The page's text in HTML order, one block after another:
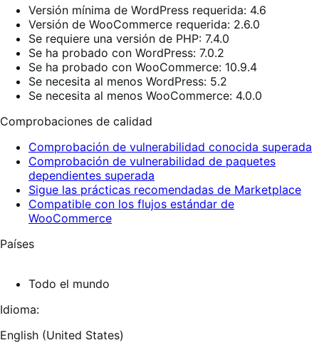
Versión mínima de WordPress requerida: 4.6
Versión de WooCommerce requerida: 2.6.0
Se requiere una versión de PHP: 7.4.0
Se ha probado con WordPress: 7.0.2
Se ha probado con WooCommerce: 10.9.4
Se necesita al menos WordPress: 5.2
Se necesita al menos WooCommerce: 4.0.0
Comprobaciones de calidad
Comprobación de vulnerabilidad conocida superada
Comprobación de vulnerabilidad de paquetes
dependientes superada
Sigue las prácticas recomendadas de Marketplace
Compatible con los flujos estándar de
WooCommerce
Países
Todo el mundo
Idioma:
English (United States)